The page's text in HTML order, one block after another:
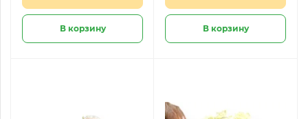
В корзину В корзину